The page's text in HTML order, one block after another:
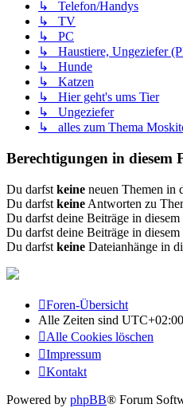
↳ Telefon/Handys
↳ TV
↳ PC
↳ Haustiere, Ungeziefer
↳ Hunde
↳ Katzen
↳ Hier geht's ums Tier
↳ Ungeziefer
↳ alles zum Thema
Berechtigungen in diesem
Du darfst keine neuen Themen in
Du darfst keine Antworten zu
Du darfst deine Beiträge in
Du darfst deine Beiträge in
Du darfst keine Dateianhänge in
Foren-Übersicht
Alle Zeiten sind UTC+02:00
Alle Cookies löschen
Impressum
Kontakt
Powered by phpBB® Forum